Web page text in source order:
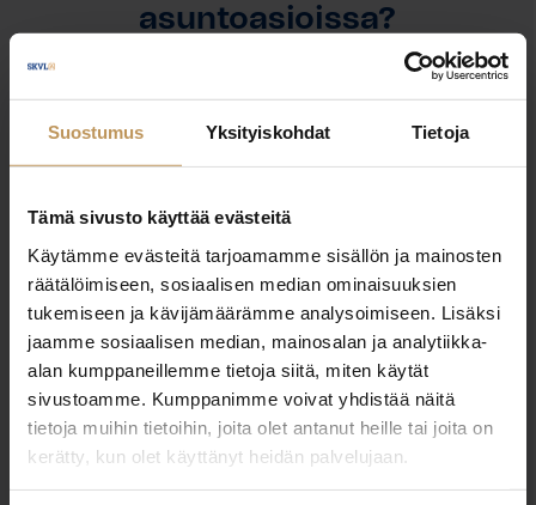
Suostumus Yksityiskohdat Tietoja
Tämä sivusto käyttää evästeitä
Käytämme evästeitä tarjoamamme sisällön ja mainosten
räätälöimiseen, sosiaalisen median ominaisuuksien
tukemiseen ja kävijämäärämme analysoimiseen. Lisäksi
jaamme sosiaalisen median, mainosalan ja analytiikka-
alan kumppaneillemme tietoja siitä, miten käytät
sivustoamme. Kumppanimme voivat yhdistää näitä
tietoja muihin tietoihin, joita olet antanut heille tai joita on
kerätty, kun olet käyttänyt heidän palvelujaan.
asuntoasioissa?
pirjo.puttonen@asuntokeskuslkv.fi
"*" näyttää pakolliset kentät